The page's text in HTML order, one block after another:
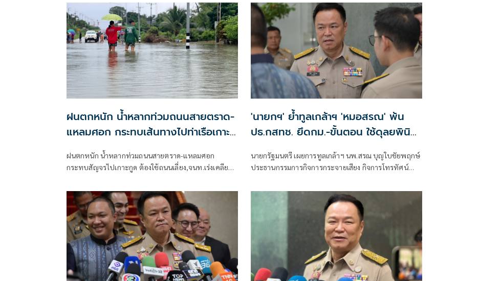
ฝนตกหนัก น้ำหลากท่วมถนนสายตราด-
แหลมศอก กระทบเส้นทางไปท่าเรือเกาะ
ฝนตกหนัก น้ำหลากท่วมถนนสายตราด-แหลมศอก
กระทบสัญจรไปเกาะกูด ต้องใช้ถนนเลี่ยง,จนท.เร่งเคลียร์
ท่วมซ้ำซาก
'นายกฯ' ย้ำทูลเกล้าฯ 'หมอสรณ' พ้น
ปธ.กสทช. ยึดกม.-ขั้นตอน ใช้ดุลยพินิจ
นายกรัฐมนตรี เผยการทูลเกล้าฯ นพ.สรณ บุญใบชัยพฤกษ์
ประธานกรรมการกิจการกระจายเสียง กิจการโทรทัศน์
คุณสมบัติ